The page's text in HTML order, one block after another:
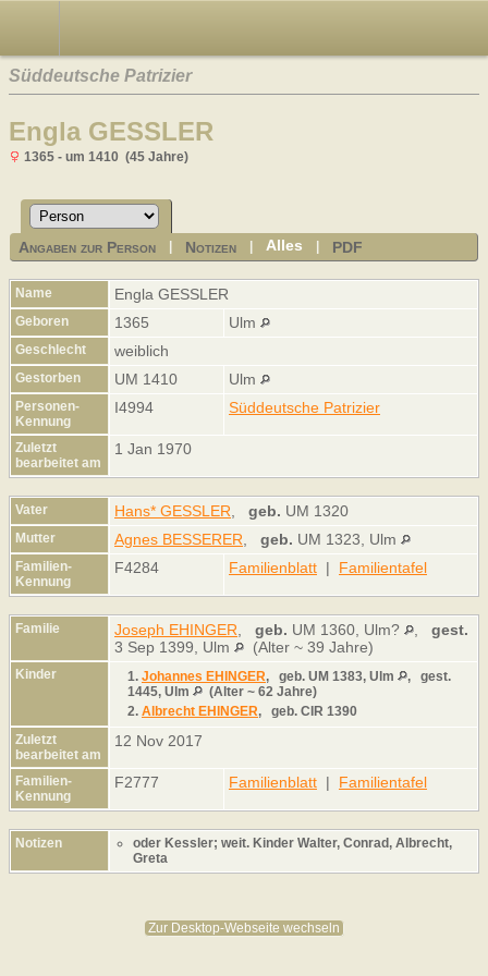
Süddeutsche Patrizier
Engla GESSLER
1365 - um 1410 (45 Jahre)
Angaben zur Person Notizen |Alles PDF
Name Engla GESSLER
Geboren 1365 Ulm
Geschlecht weiblich
Gestorben UM 1410 Ulm
Personen-
Kennung
I4994 Süddeutsche Patrizier
Zuletzt
bearbeitet am
1 Jan 1970
Vater Hans* GESSLER geb. UM 1320
Mutter Agnes BESSERER geb. UM 1323, Ulm
Familien-
Kennung
F4284 Familienblatt | Familientafel
Familie Joseph EHINGER geb. UM 1360, Ulm?
gest.
3 Sep 1399, Ulm
(Alter ~ 39 Jahre)
Kinder 1. Johannes EHINGER, geb. UM 1383, Ulm , gest.
1445, Ulm
(Alter ~ 62 Jahre)
2. Albrecht EHINGER, geb. CIR 1390
Zuletzt
bearbeitet am
12 Nov 2017
Familien-
Kennung
F2777 Familienblatt | Familientafel
Notizen
oder Kessler; weit. Kinder Walter, Conrad, Albrecht,
Greta
Zur Desktop-Webseite wechseln